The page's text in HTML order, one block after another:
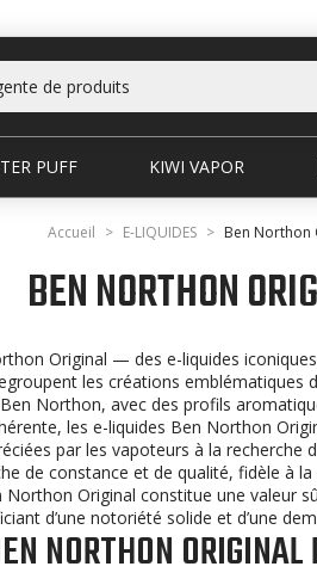
PUFF KIWI VAPOR
Accueil E-LIQUIDES Ben Northon
BEN NORTHON
Original — des e-liquides
les créations emblématiques
Northon, avec des profils
les e-liquides Ben Northon
par les vapoteurs à la recherche
de constance et de qualité, fidèle à
Original constitue une valeur
d’une notoriété solide et d’une
NORTHON